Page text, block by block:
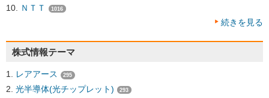
ＮＴＴ 1016
続きを見る
株式情報テーマ
レアアース 295
光半導体(光チップレット) 293